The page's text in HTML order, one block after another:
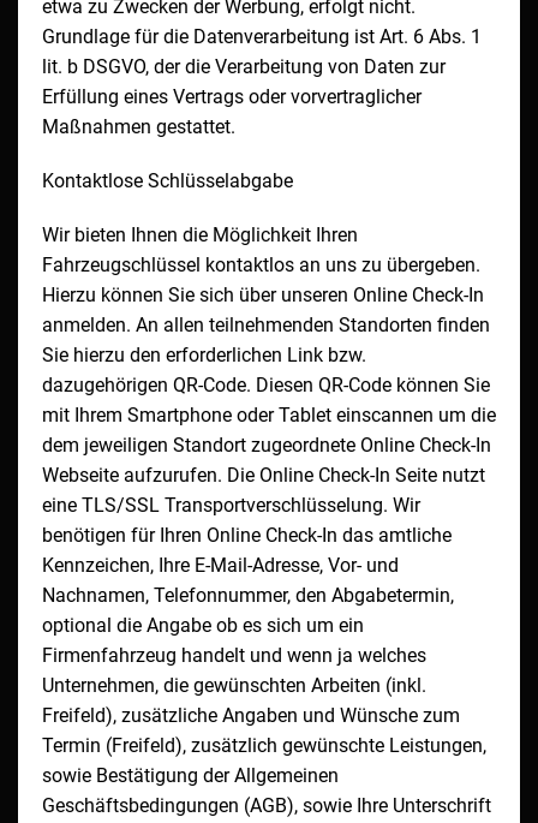
etwa zu Zwecken der Werbung, erfolgt nicht.
Grundlage für die Datenverarbeitung ist Art. 6 Abs. 1
lit. b DSGVO, der die Verarbeitung von Daten zur
Erfüllung eines Vertrags oder vorvertraglicher
Maßnahmen gestattet.
Kontaktlose Schlüsselabgabe
Wir bieten Ihnen die Möglichkeit Ihren
Fahrzeugschlüssel kontaktlos an uns zu übergeben.
Hierzu können Sie sich über unseren Online Check-In
anmelden. An allen teilnehmenden Standorten finden
Sie hierzu den erforderlichen Link bzw.
dazugehörigen QR-Code. Diesen QR-Code können Sie
mit Ihrem Smartphone oder Tablet einscannen um die
dem jeweiligen Standort zugeordnete Online Check-In
Webseite aufzurufen. Die Online Check-In Seite nutzt
eine TLS/SSL Transportverschlüsselung. Wir
benötigen für Ihren Online Check-In das amtliche
Kennzeichen, Ihre E-Mail-Adresse, Vor- und
Nachnamen, Telefonnummer, den Abgabetermin,
optional die Angabe ob es sich um ein
Firmenfahrzeug handelt und wenn ja welches
Unternehmen, die gewünschten Arbeiten (inkl.
Freifeld), zusätzliche Angaben und Wünsche zum
Termin (Freifeld), zusätzlich gewünschte Leistungen,
sowie Bestätigung der Allgemeinen
Geschäftsbedingungen (AGB), sowie Ihre Unterschrift